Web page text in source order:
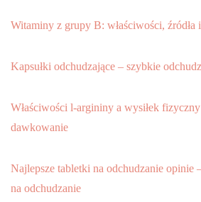
Witaminy z grupy B: właściwości, źródła
Kapsułki odchudzające – szybkie
Właściwości l-argininy a wysiłek
dawkowanie
Najlepsze tabletki na odchudzanie opinie
na odchudzanie